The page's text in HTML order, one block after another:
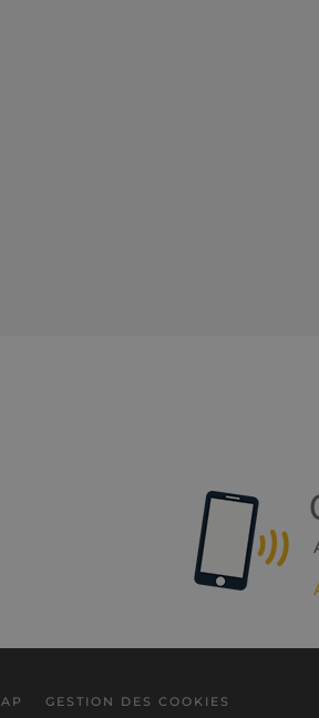
GESTION DES COOKIES